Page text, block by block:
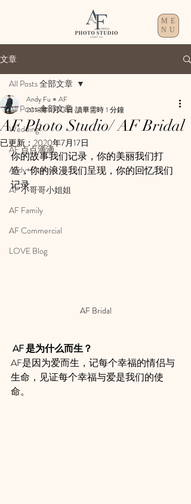
ME
NU
文章
All Posts 全部文章
Wedding
AF 点点滴滴
Andy+Shaleen
AF 小哥哥小姐姐
AF Family
AF Commercial
LOVE Blog
All Posts 全部文章
AF Photo Studio/ AF Bridal
Andy Fu = AF
2018年9月13日 讀畢需時 1 分鐘
已更新：2020年7月17日
你的故事我们记录，你的美丽我们打
造，你的浪漫我们呈现，你的回忆我们
记录...
AF Bridal
AF 是为什么而生？
AF是因为爱而生，记每个幸福的情侣与
生命，见证每个幸福与爱是我们的使
命。